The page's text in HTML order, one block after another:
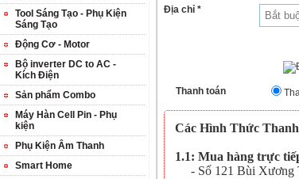
Địa chỉ *
Thanh toán
Các Hình Thức
1.1: Mua hàng trực
- Số 121 Bùi Xương
Tool Sáng Tạo - Phụ Kiện
Sáng Tạo
Động Cơ - Motor
Bộ inverter DC to AC -
Kích Điện
Sản phẩm Combo
Máy Hàn Cell Pin - Phụ
kiện
Phụ Kiện Âm Thanh
Smart Home